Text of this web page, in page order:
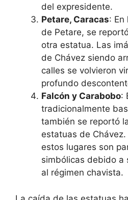
del expresidente.
Petare, Caracas: En
de Petare, se
otra estatua. Las
de Chávez siendo
calles se volvieron
profundo
Falcón y Carabobo:
tradicionalmente
también se reportó
estatuas de
estos lugares son
simbólicas debido a
al régimen chavista.